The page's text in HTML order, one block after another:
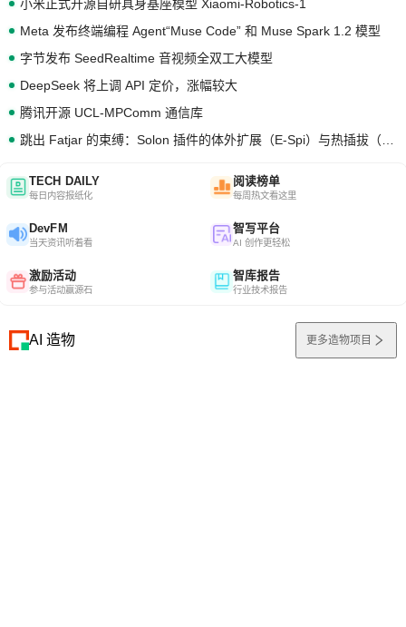
小米正式开源自研具身基座模型 Xiaomi-Robotics-1
Meta 发布终端编程 Agent“Muse Code” 和 Muse Spark 1.2 模型
字节发布 SeedRealtime 音视频全双工大模型
DeepSeek 将上调 API 定价，涨幅较大
腾讯开源 UCL-MPComm 通信库
TECH DAILY
每日内容报纸化
阅读榜单
每周热文看这里
DevFM
当天资讯听着看
智写平台
AI 创作更轻松
激励活动
参与活动赢源石
智库报告
行业技术报告
AI 造物 更多造物项目